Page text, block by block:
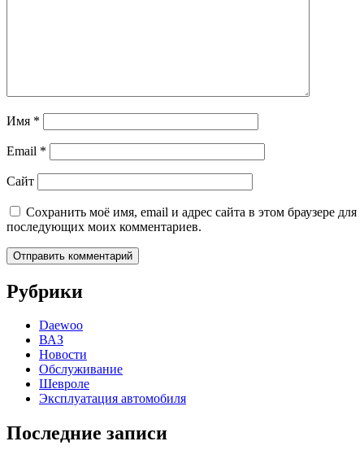
Имя *
Email *
Сайт
Сохранить моё имя, email и адрес сайта в этом браузере для
последующих моих комментариев.
Рубрики
Daewoo
ВАЗ
Новости
Обслуживание
Шевроле
Эксплуатация автомобиля
Последние записи